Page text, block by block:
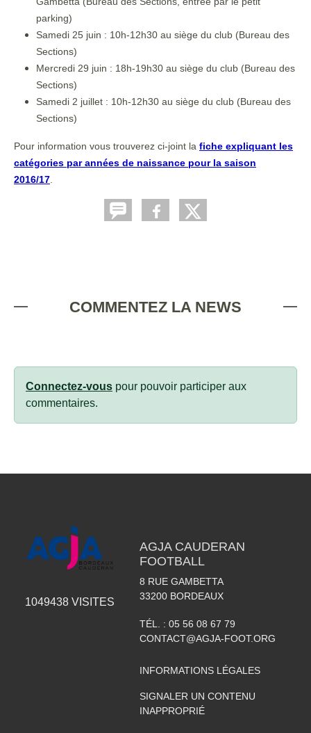
parking)
Samedi 25 juin : 10h-12h30 au siège du club (Bureau des
Sections)
Mercredi 29 juin : 18h-19h30 au siège du club (Bureau des
Sections)
Samedi 2 juillet : 10h-12h30 au siège du club (Bureau des
Sections)
Pour information vous trouverez ci-joint la fiche expliquant les
catégories par années de naissance pour la saison
2016/17
COMMENTEZ LA NEWS
Connectez-vous pour pouvoir participer aux
commentaires.
1049438VISITES
AGJA CAUDERAN
FOOTBALL
8 RUE GAMBETTA
33200 BORDEAUX
TÉL. : 05 56 08 67 79
CONTACT@AGJA-FOOT.ORG
INFORMATIONS LÉGALES
SIGNALER UN CONTENU
INAPPROPRIÉ